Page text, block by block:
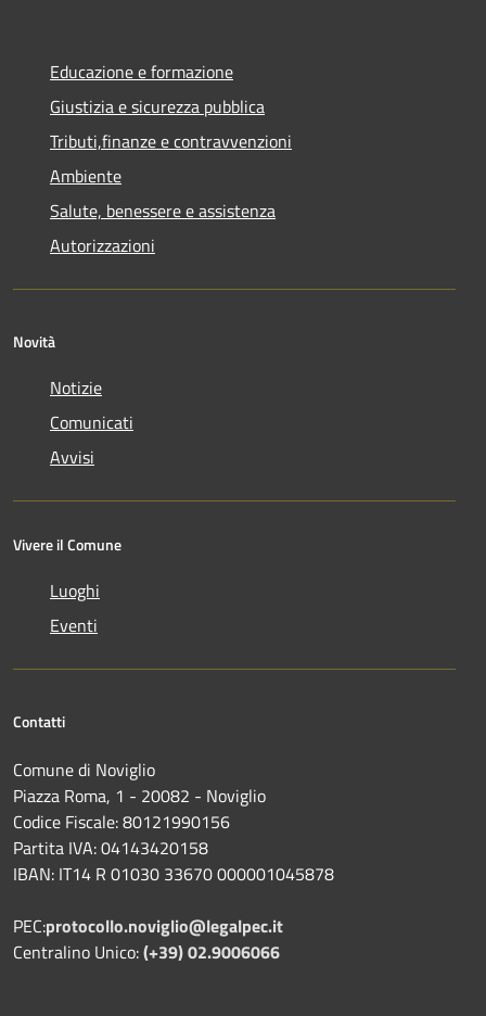
Educazione e formazione
Giustizia e sicurezza pubblica
Tributi,finanze e contravvenzioni
Ambiente
Salute, benessere e assistenza
Autorizzazioni
Novità
Notizie
Comunicati
Avvisi
Vivere il Comune
Luoghi
Eventi
Contatti
Comune di Noviglio
Piazza Roma, 1 - 20082 - Noviglio
Codice Fiscale: 80121990156
Partita IVA: 04143420158
IBAN: IT14 R 01030 33670 000001045878
PEC:protocollo.noviglio@legalpec.it
Centralino Unico:(+39) 02.9006066